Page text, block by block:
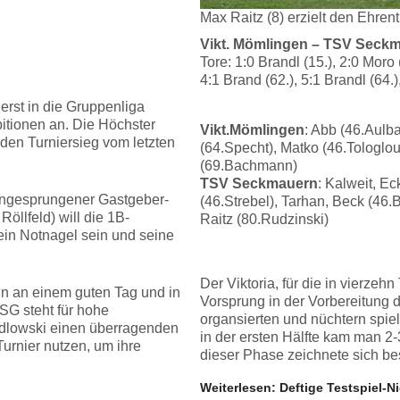
in die Gruppenliga
an. Die Höchster
Turniersieg vom letzten
Gastgeber-
will die 1B-
Notnagel sein und seine
an einem guten Tag und in
steht für hohe
einen überragenden
nutzen, um ihre
Max Raitz (8) erzielt den
Vikt. Mömlingen – TSV
Tore: 1:0 Brandl (15.), 2:0
4:1 Brand (62.), 5:1 Brandl
Vikt.Mömlingen: Abb
(64.Specht), Matko
(69.Bachmann)
TSV Seckmauern: Kalweit,
(46.Strebel), Tarhan, Beck
Raitz (80.Rudzinski)
Der Viktoria, für die in
Vorsprung in der Vorbereitung
organsierten und nüchtern
in der ersten Hälfte kam man
dieser Phase zeichnete sich
Weiterlesen: Deftige Testspiel-